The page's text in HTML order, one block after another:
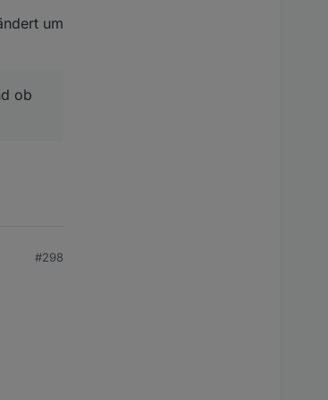
um
ob
#298